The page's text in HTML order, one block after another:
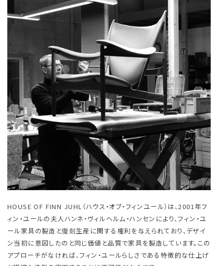
HOUSE OF FINN JUHL（ハウス・オブ・フィンユール）は、2001年フ
ィン・ユールの夫人ハンネ・ヴィルヘルム・ハンセンにより、フィン・ユ
ール家具の製造と復刻生産に関する権利を与えられており、デザイ
ン当初に意図したのと同じ価値と品質で家具を製造しています。この
アプローチがなければ、フィン・ユールらしさである特徴的な仕上げ